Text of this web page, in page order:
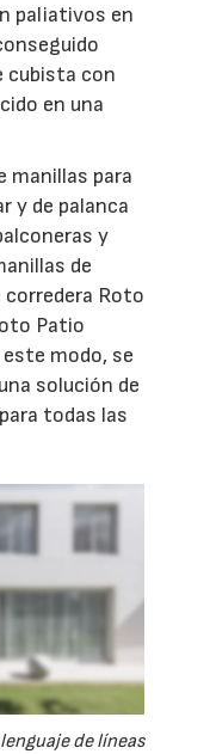
paliativos en
cubista con
en una
manillas para
y de palanca
y
de
corredera Roto
Patio
modo, se
solución de
todas las
de líneas